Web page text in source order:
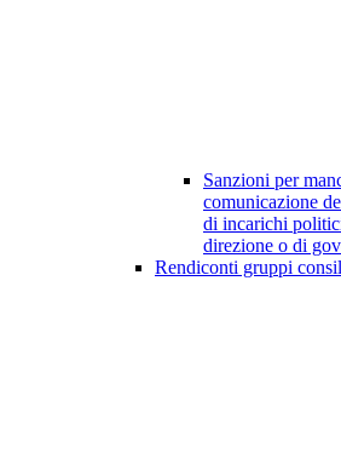
Sanzioni per
comunicazione
di incarichi
direzione o di
Rendiconti gruppi